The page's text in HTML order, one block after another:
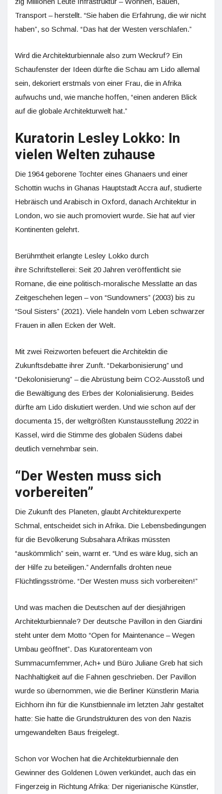
Transport – herstellt. “Sie haben die Erfahrung, die wir nicht
haben”, so Schmal. “Das hat der Westen verschlafen.”
Wird die Architekturbiennale also zum Weckruf? Ein
Schaufenster der Ideen dürfte die Schau am Lido allemal
sein, dekoriert erstmals von einer Frau, die in Afrika
aufwuchs und, wie manche hoffen, “einen anderen Blick
auf die globale Architekturwelt hat.”
Kuratorin Lesley Lokko: In
vielen Welten zuhause
Die 1964 geborene Tochter eines Ghanaers und einer
Schottin wuchs in Ghanas Hauptstadt Accra auf, studierte
Hebräisch und Arabisch in Oxford, danach Architektur in
London, wo sie auch promoviert wurde. Sie hat auf vier
Kontinenten gelehrt.
Berühmtheit erlangte Lesley Lokko durch
ihre Schriftstellerei: Seit 20 Jahren veröffentlicht sie
Romane, die eine politisch-moralische Messlatte an das
Zeitgeschehen legen – von “Sundowners” (2003) bis zu
“Soul Sisters” (2021). Viele handeln vom Leben schwarzer
Frauen in allen Ecken der Welt.
Mit zwei Reizworten befeuert die Architektin die
Zukunftsdebatte ihrer Zunft. “Dekarbonisierung” und
“Dekolonisierung” – die Abrüstung beim CO2-Ausstoß und
die Bewältigung des Erbes der Kolonialisierung. Beides
dürfte am Lido diskutiert werden. Und wie schon auf der
documenta 15, der weltgrößten Kunstausstellung 2022 in
Kassel, wird die Stimme des globalen Südens dabei
deutlich vernehmbar sein.
“Der Westen muss sich
vorbereiten”
Die Zukunft des Planeten, glaubt Architekturexperte
Schmal, entscheidet sich in Afrika. Die Lebensbedingungen
für die Bevölkerung Subsahara Afrikas müssten
“auskömmlich” sein, warnt er. “Und es wäre klug, sich an
der Hilfe zu beteiligen.” Andernfalls drohten neue
Flüchtlingsströme. “Der Westen muss sich vorbereiten!”
Und was machen die Deutschen auf der diesjährigen
Architekturbiennale? Der deutsche Pavillon in den Giardini
steht unter dem Motto “Open for Maintenance – Wegen
Umbau geöffnet”. Das Kuratorenteam von
Summacumfemmer, Ach+ und Büro Juliane Greb hat sich
Nachhaltigkeit auf die Fahnen geschrieben. Der Pavillon
wurde so übernommen, wie die Berliner Künstlerin Maria
Eichhorn ihn für die Kunstbiennale im letzten Jahr gestaltet
hatte: Sie hatte die Grundstrukturen des von den Nazis
umgewandelten Baus freigelegt.
Schon vor Wochen hat die Architekturbiennale den
Gewinner des Goldenen Löwen verkündet, auch das ein
Fingerzeig in Richtung Afrika: Der nigerianische Künstler,